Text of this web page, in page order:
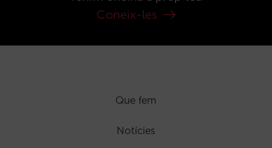
Coneix-les
Que fem
Notícies